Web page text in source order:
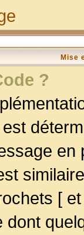
Mise
?
[